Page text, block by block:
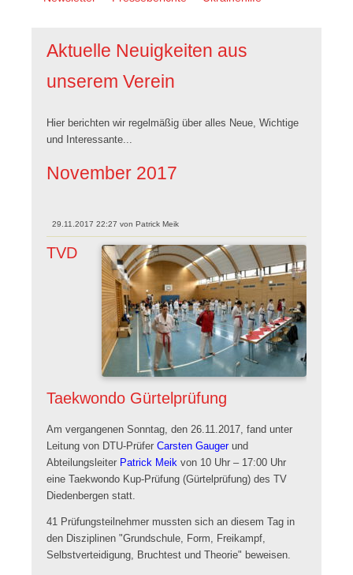
Aktuelle Neuigkeiten aus
unserem Verein
Hier berichten wir regelmäßig über alles Neue, Wichtige
und Interessante...
November 2017
29.11.2017 22:27 vonPatrick Meik
TVD
Taekwondo Gürtelprüfung
Am vergangenen Sonntag, den 26.11.2017, fand unter
Leitung von DTU-Prüfer Carsten Gaugerund
Abteilungsleiter Patrick Meikvon 10 Uhr – 17:00 Uhr
eine Taekwondo Kup-Prüfung (Gürtelprüfung) des TV
Diedenbergen statt.
41 Prüfungsteilnehmer mussten sich an diesem Tag in
den Disziplinen "Grundschule, Form, Freikampf,
Selbstverteidigung, Bruchtest und Theorie" beweisen.